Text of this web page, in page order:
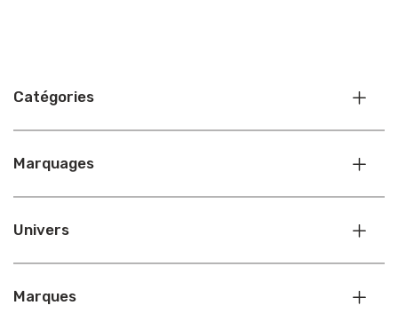
Catégories
Marquages
Univers
Marques